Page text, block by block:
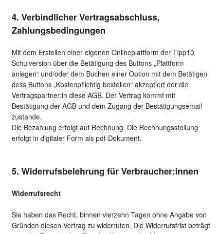
4. Verbindlicher Vertragsabschluss,
Zahlungsbedingungen
Mit dem Erstellen einer eigenen Onlineplattform der Tipp10
Schulversion über die Betätigung des Buttons „Plattform
anlegen“ und/oder dem Buchen einer Option mit dem Betätigen
dess Buttons „Kostenpflichtig bestellen“ akzeptiert der:die
Vertragspartner:in diese AGB. Der Vertrag kommt mit
Bestätigung der AGB und dem Zugang der Bestätigungsemail
zustande.
Die Bezahlung erfolgt auf Rechnung. Die Rechnungsstellung
erfolgt in digitaler Form als pdf-Dokument.
5. Widerrufsbelehrung für Verbraucher:innen
Widerrufsrecht
Sie haben das Recht, binnen vierzehn Tagen ohne Angabe von
Gründen diesen Vertrag zu widerrufen. Die Widerrufsfrist beträgt